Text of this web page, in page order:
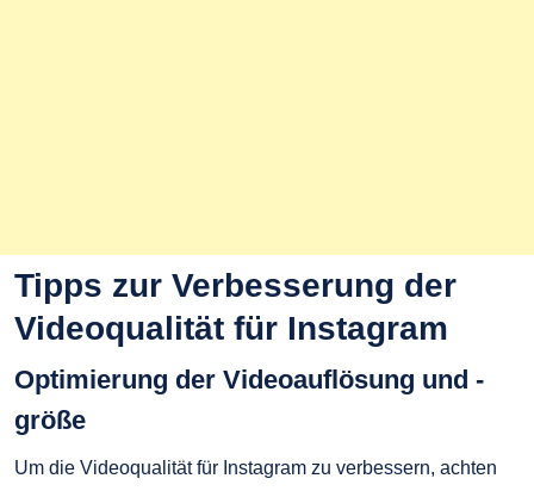
Tipps zur Verbesserung der
Videoqualität für Instagram
Optimierung der Videoauflösung und -
größe
Um die Videoqualität für Instagram zu verbessern, achten